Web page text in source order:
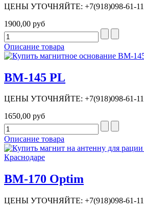
ЦЕНЫ УТОЧНЯЙТЕ: +7(918)098-61-11
1900,00 руб
Описание товара
BM-145 PL
ЦЕНЫ УТОЧНЯЙТЕ: +7(918)098-61-11
1650,00 руб
Описание товара
BM-170 Optim
ЦЕНЫ УТОЧНЯЙТЕ: +7(918)098-61-11